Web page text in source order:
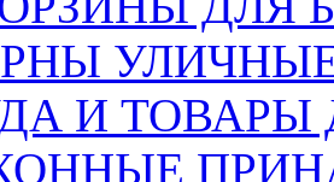
И ТОВАРЫ